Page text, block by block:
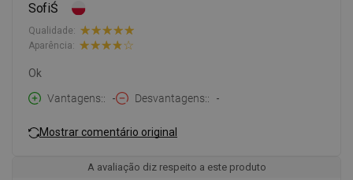
SofiŚ
Qualidade:
Aparência:
Ok
Vantagens:
- Desvantagens: -
Mostrar comentário original
A avaliação diz respeito a este produto